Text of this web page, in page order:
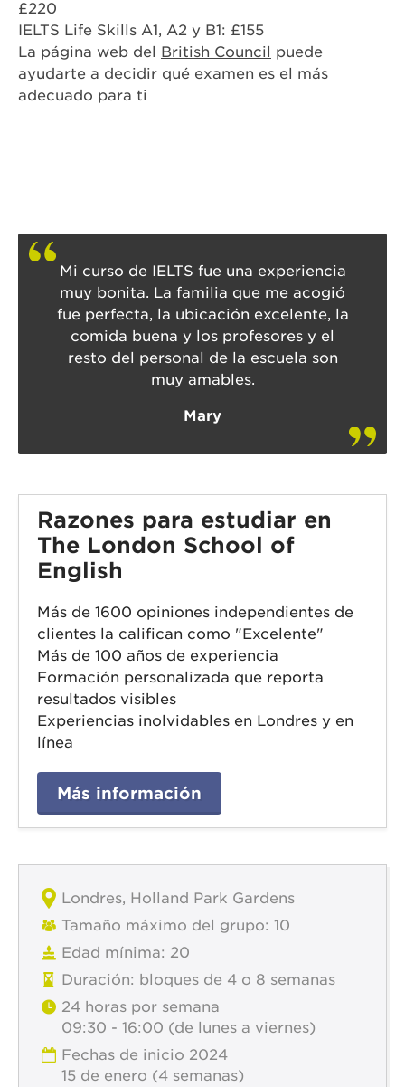
£220
IELTS Life Skills A1, A2 y B1: £155
La página web del British Council
puede
ayudarte a decidir qué examen es el más
adecuado para ti
Mi curso de IELTS fue una experiencia
muy bonita. La familia que me acogió
fue perfecta, la ubicación excelente, la
comida buena y los profesores y el
resto del personal de la escuela son
muy amables.
Mary
Razones para estudiar en
The London School of
English
Más de 1600 opiniones independientes de
clientes la califican como "Excelente"
Más de 100 años de experiencia
Formación personalizada que reporta
resultados visibles
Experiencias inolvidables en Londres y en
línea
Más información
Londres, Holland Park Gardens
Tamaño máximo del grupo: 10
Edad mínima: 20
Duración: bloques de 4 o 8 semanas
24 horas por semana
09:30 - 16:00 (de lunes a viernes)
Fechas de inicio 2024
15 de enero (4 semanas)